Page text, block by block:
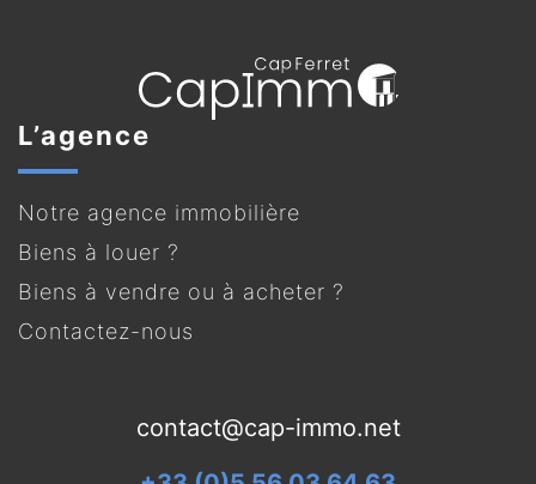
L’agence
Notre agence immobilière
Biens à louer ?
Biens à vendre ou à acheter ?
Contactez-nous
contact@cap-immo.net